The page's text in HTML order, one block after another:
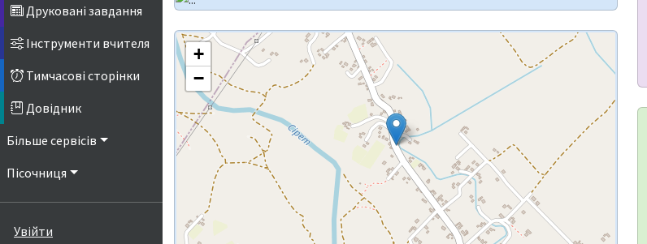
Друковані завдання
Інструменти вчителя
Тимчасові сторінки
Довідник
Більше сервісів
Пісочниця
Увійти
+
−